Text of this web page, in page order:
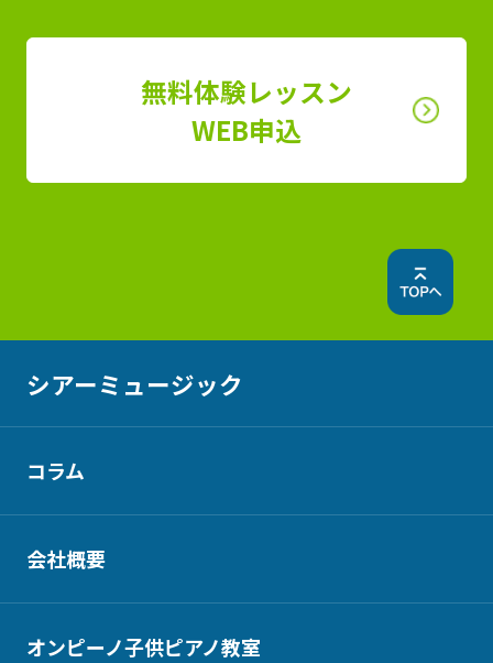
無料体験レッスン
WEB申込
シアーミュージック
コラム
会社概要
オンピーノ子供ピアノ教室